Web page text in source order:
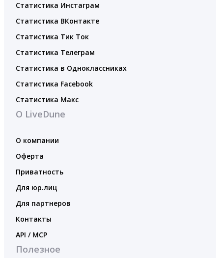
Статистика Инстаграм
Статистика ВКонтакте
Статистика Тик Ток
Статистика Телеграм
Статистика в Одноклассниках
Статистика Facebook
Статистика Макс
О LiveDune
О компании
Оферта
Приватность
Для юр.лиц
Для партнеров
Контакты
API / MCP
Полезное